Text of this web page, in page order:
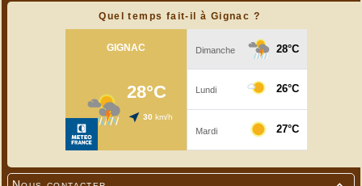
Quel temps fait-il à Gignac ?